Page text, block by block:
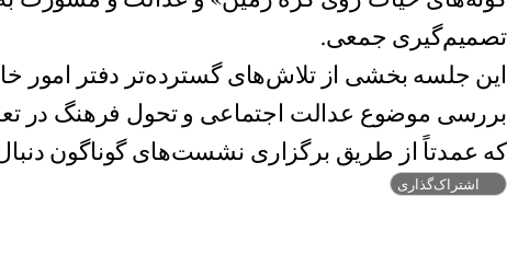
تصمیم‌گیری جمعی.
این جلسه بخشی از تلاش‌های گسترده‌تر دفتر امور
بررسی موضوع عدالت اجتماعی و تحول فرهنگ در
که عمدتاً از طریق برگزاری نشست‌های گوناگون
اشتراک‌گذاری